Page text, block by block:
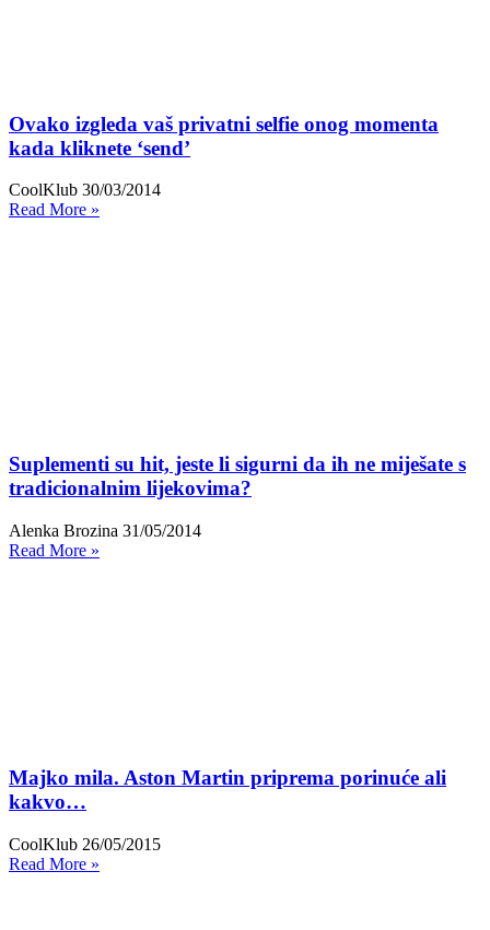
Ovako izgleda vaš privatni selfie onog momenta
kada kliknete ‘send’
CoolKlub 30/03/2014
Read More »
Suplementi su hit, jeste li sigurni da ih ne miješate s
tradicionalnim lijekovima?
Alenka Brozina 31/05/2014
Read More »
Majko mila. Aston Martin priprema porinuće ali
kakvo…
CoolKlub 26/05/2015
Read More »